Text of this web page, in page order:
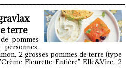
terre
pommes
2 grosses pommes de terre (type
Fleurette Entière" Elle&Vire, 2